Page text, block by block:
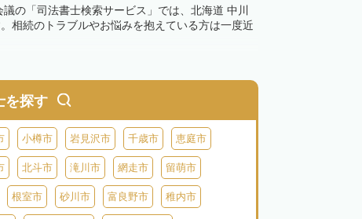
の「司法書士検索サービス」では、北海道 中川
相続のトラブルやお悩みを抱えている方は一度近
を探す
小樽市 岩見沢市 千歳市 恵庭市
北斗市 滝川市 網走市 留萌市
根室市 砂川市 富良野市 稚内市